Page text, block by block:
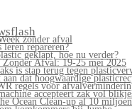
zonder afval
leren repareren?
geklapt, hoe nu verder?
Zonder Afval: 19-25 mei 2025
is stap terug tegen
dat hoogwaardige
regels voor
accepteert zak vol
Ocean Clean-up al 10